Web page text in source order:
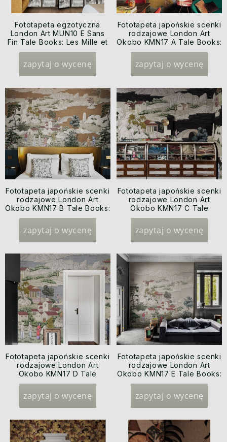
Fototapeta egzotyczna
London Art MUN10 E Sans
Fin Tale Books: Les Mille et
une Nuits
zapytaj o wycenę
Fototapeta japońskie scenki
rodzajowe London Art
Okobo KMN17 A Tale Books:
Kimono
zapytaj o wycenę
Fototapeta japońskie scenki
rodzajowe London Art
Okobo KMN17 B Tale Books:
Kimono
zapytaj o wycenę
Fototapeta japońskie scenki
rodzajowe London Art
Okobo KMN17 C Tale
Books: Kimono
zapytaj o wycenę
Fototapeta japońskie scenki
rodzajowe London Art
Okobo KMN17 D Tale
Books: Kimono
zapytaj o wycenę
Fototapeta japońskie scenki
rodzajowe London Art
Okobo KMN17 E Tale Books:
Kimono
zapytaj o wycenę